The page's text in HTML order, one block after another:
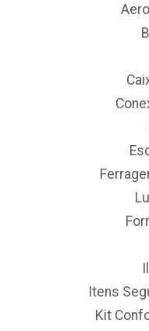
Itens
Kit